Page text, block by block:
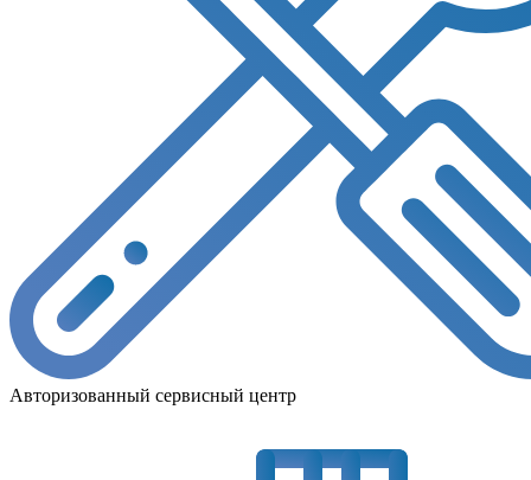
Авторизованный сервисный центр